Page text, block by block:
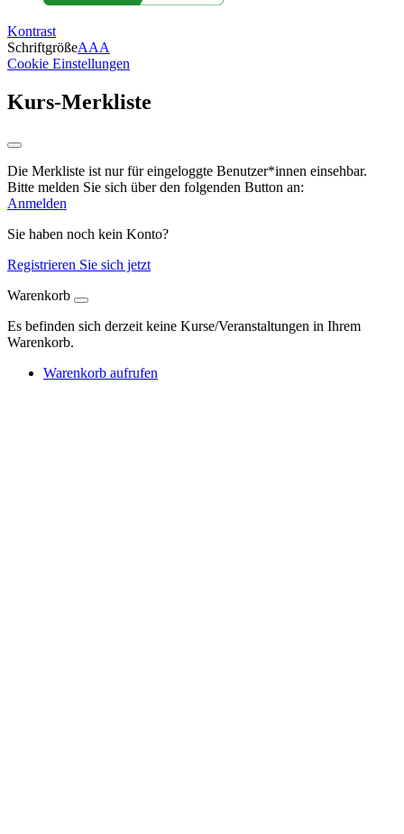
Kontrast
SchriftgrößeAAA
Cookie Einstellungen
Kurs-Merkliste
Die Merkliste ist nur für eingeloggte Benutzer*innen einsehbar.
Bitte melden Sie sich über den folgenden Button an:
Anmelden
Sie haben noch kein Konto?
Registrieren Sie sich jetzt
Warenkorb
Es befinden sich derzeit keine Kurse/Veranstaltungen in Ihrem
Warenkorb.
Warenkorb aufrufen